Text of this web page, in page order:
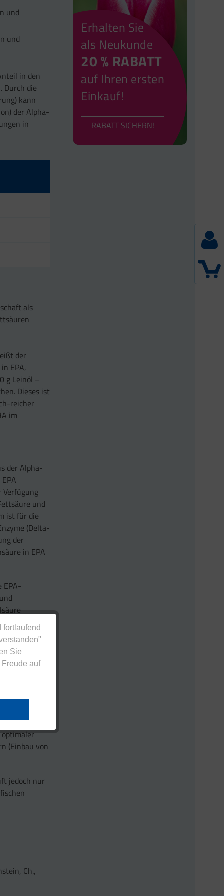
fortlaufend
Sie
auf
und
und
in den
Durch die
kann
der Alpha-
in
als
der
EPA,
g Leinöl –
Dieses ist
reicher
im
der Alpha-
Verfügung
und
ist für die
(Delta-
der
in EPA
EPA-
einem
dafür die
die
(Einbau von
jedoch nur
Ch.,
Erhalten Sie
als Neukunde
20 % RABATT
auf Ihren ersten
Einkauf!
RABATT SICHERN!